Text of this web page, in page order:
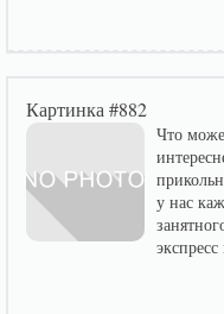
Картинка #882
Что
у нас